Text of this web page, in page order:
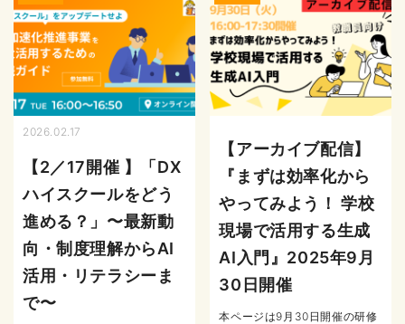
2026.02.17
【2／17開催 】「DX
ハイスクールをどう
進める？」〜最新動
向・制度理解からAI
活用・リテラシーま
で〜
【アーカイブ配信】
『まずは効率化から
やってみよう！ 学校
現場で活用する生成
AI入門』2025年9月
30日開催
本ページは9月30日開催の研修